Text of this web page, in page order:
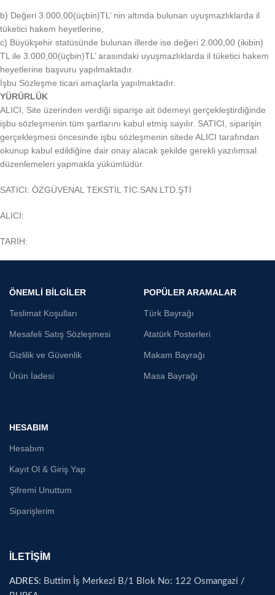
b) Değeri 3.000,00(üçbin)TL’ nin altında bulunan uyuşmazlıklarda il
tüketici hakem heyetlerine,
c) Büyükşehir statüsünde bulunan illerde ise değeri 2.000,00 (ikibin)
TL ile 3.000,00(üçbin)TL’ arasındaki uyuşmazlıklarda il tüketici hakem
heyetlerine başvuru yapılmaktadır.
İşbu Sözleşme ticari amaçlarla yapılmaktadır.
YÜRÜRLÜK
ALICI, Site üzerinden verdiği siparişe ait ödemeyi gerçekleştirdiğinde
işbu sözleşmenin tüm şartlarını kabul etmiş sayılır. SATICI, siparişin
gerçekleşmesi öncesinde işbu sözleşmenin sitede ALICI tarafından
okunup kabul edildiğine dair onay alacak şekilde gerekli yazılımsal
düzenlemeleri yapmakla yükümlüdür.
SATICI: ÖZGÜVENAL TEKSTİL TİC.SAN.LTD.ŞTİ
ALICI:
TARİH:
ÖNEMLİ BİLGİLER
Teslimat Koşulları
Mesafeli Satış Sözleşmesi
Gizlilik ve Güvenlik
Ürün İadesi
POPÜLER ARAMALAR
Türk Bayrağı
Atatürk Posterleri
Makam Bayrağı
Masa Bayrağı
HESABIM
Hesabım
Kayıt Ol & Giriş Yap
Şifremi Unuttum
Siparişlerim
İLETİŞİM
ADRES: Buttim İş Merkezi B/1 Blok No: 122 Osmangazi /